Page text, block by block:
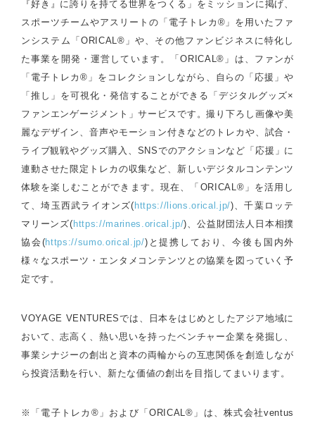
『好き』に誇りを持てる世界をつくる」をミッションに掲げ、
スポーツチームやアスリートの「電子トレカ®︎」を用いたファ
ンシステム「ORICAL®︎」や、その他ファンビジネスに特化し
た事業を開発・運営しています。「ORICAL®︎」は、ファンが
「電子トレカ®︎」をコレクションしながら、自らの「応援」や
「推し」を可視化・発信することができる「デジタルグッズ×
ファンエンゲージメント」サービスです。撮り下ろし画像や美
麗なデザイン、音声やモーション付きなどのトレカや、試合・
ライブ観戦やグッズ購入、SNSでのアクションなど「応援」に
連動させた限定トレカの収集など、新しいデジタルコンテンツ
体験を楽しむことができます。現在、「ORICAL®︎」を活用し
て、埼玉西武ライオンズ( https://lions.orical.jp/)、千葉ロッテ
マリーンズ( https://marines.orical.jp/)、公益財団法人日本相撲
協会(https://sumo.orical.jp/)と提携しており、今後も国内外
様々なスポーツ・エンタメコンテンツとの協業を図っていく予
定です。
VOYAGE VENTURESでは、日本をはじめとしたアジア地域に
おいて、志高く、熱い思いを持ったベンチャー企業を発掘し、
事業シナジーの創出と資本の両輪からの互恵関係を創造しなが
ら投資活動を行い、新たな価値の創出を目指してまいります。
※「電子トレカ®︎」および「ORICAL®︎」は、株式会社ventus